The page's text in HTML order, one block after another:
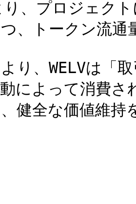
、プロジェクト
、トークン流通
り、WELVは「
動によって消費